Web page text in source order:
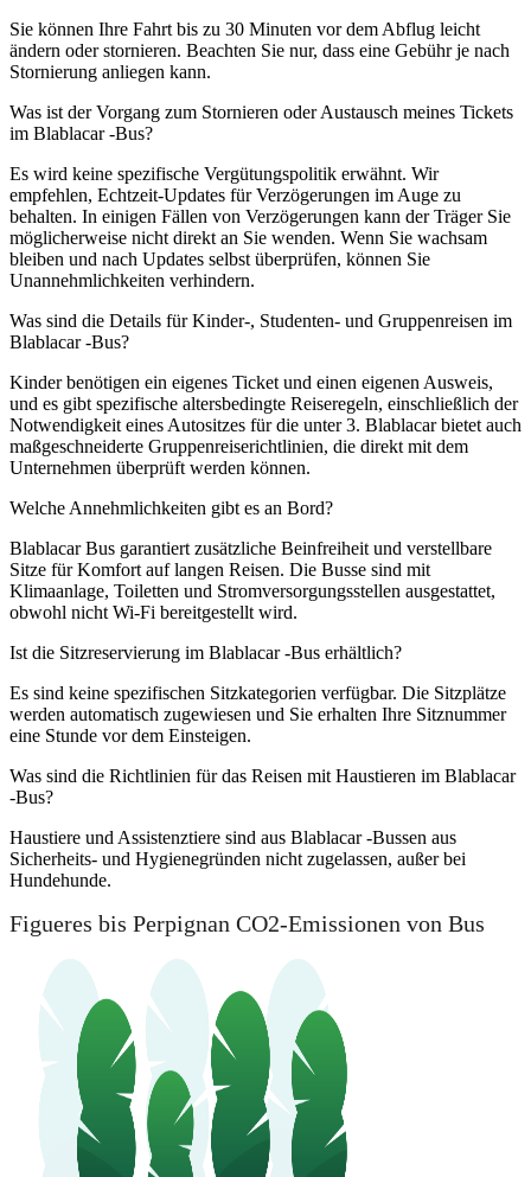
Sie können Ihre Fahrt bis zu 30 Minuten vor dem Abflug leicht
ändern oder stornieren. Beachten Sie nur, dass eine Gebühr je nach
Stornierung anliegen kann.
Was ist der Vorgang zum Stornieren oder Austausch meines Tickets
im Blablacar -Bus?
Es wird keine spezifische Vergütungspolitik erwähnt. Wir
empfehlen, Echtzeit-Updates für Verzögerungen im Auge zu
behalten. In einigen Fällen von Verzögerungen kann der Träger Sie
möglicherweise nicht direkt an Sie wenden. Wenn Sie wachsam
bleiben und nach Updates selbst überprüfen, können Sie
Unannehmlichkeiten verhindern.
Was sind die Details für Kinder-, Studenten- und Gruppenreisen im
Blablacar -Bus?
Kinder benötigen ein eigenes Ticket und einen eigenen Ausweis,
und es gibt spezifische altersbedingte Reiseregeln, einschließlich der
Notwendigkeit eines Autositzes für die unter 3. Blablacar bietet auch
maßgeschneiderte Gruppenreiserichtlinien, die direkt mit dem
Unternehmen überprüft werden können.
Welche Annehmlichkeiten gibt es an Bord?
Blablacar Bus garantiert zusätzliche Beinfreiheit und verstellbare
Sitze für Komfort auf langen Reisen. Die Busse sind mit
Klimaanlage, Toiletten und Stromversorgungsstellen ausgestattet,
obwohl nicht Wi-Fi bereitgestellt wird.
Ist die Sitzreservierung im Blablacar -Bus erhältlich?
Es sind keine spezifischen Sitzkategorien verfügbar. Die Sitzplätze
werden automatisch zugewiesen und Sie erhalten Ihre Sitznummer
eine Stunde vor dem Einsteigen.
Was sind die Richtlinien für das Reisen mit Haustieren im Blablacar
-Bus?
Haustiere und Assistenztiere sind aus Blablacar -Bussen aus
Sicherheits- und Hygienegründen nicht zugelassen, außer bei
Hundehunde.
Figueres bis Perpignan CO2-Emissionen von Bus